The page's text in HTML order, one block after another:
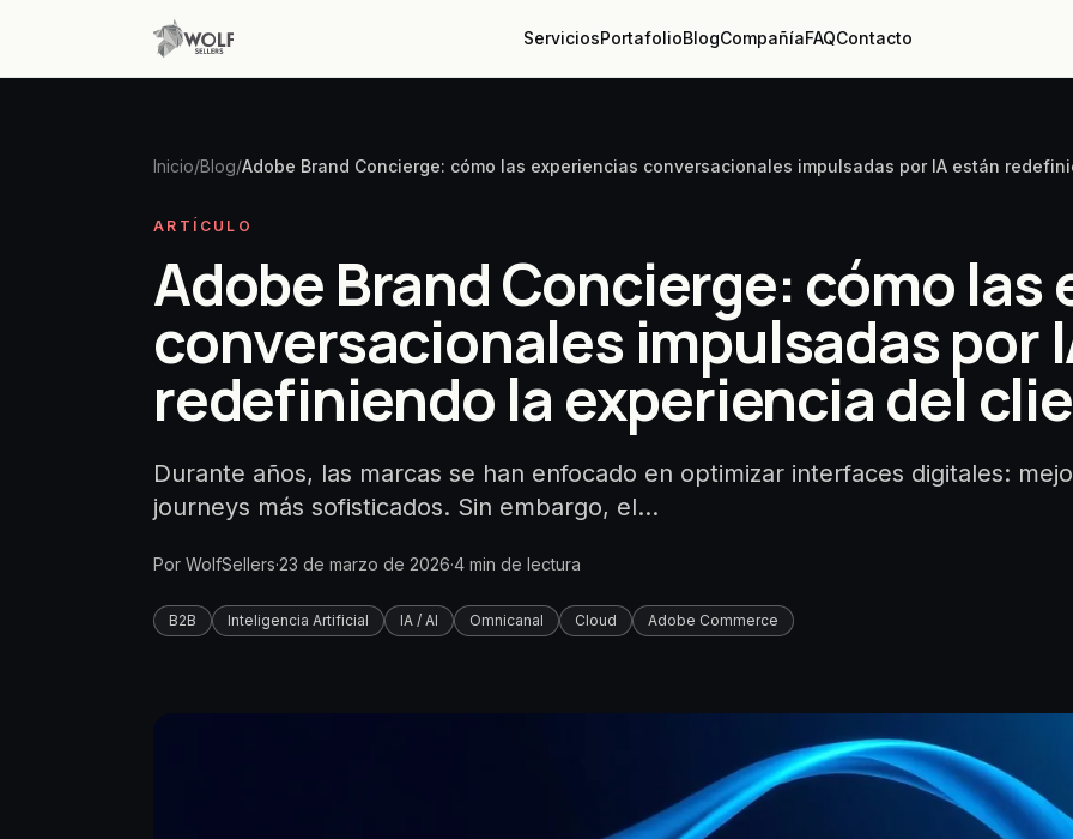
ServiciosPortafolioBlogCompañíaFAQContacto
Inicio/Blog/Adobe Brand Concierge: cómo las experiencias conversacionales impulsadas por IA están
ARTÍCULO
Adobe Brand Concierge: cómo las
conversacionales impulsadas por
redefiniendo la experiencia del
Durante años, las marcas se han enfocado en optimizar interfaces digitales:
journeys más sofisticados. Sin embargo, el…
Por WolfSellers·23 de marzo de 2026·4 min de lectura
B2B Inteligencia Artificial IA / AI Omnicanal Cloud Adobe Commerce